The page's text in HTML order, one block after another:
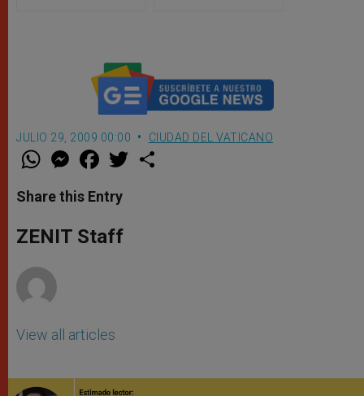
JULIO 29, 2009 00:00 CIUDAD DEL VATICANO
W
t
s
p
p
M
e
s
e
g
e
F
a
e
b
o
k
w
Share this Entry
ZENIT Staff
View all articles